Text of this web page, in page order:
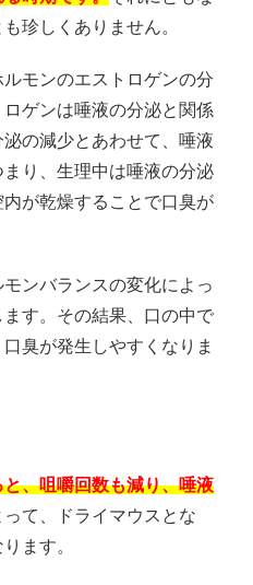
珍しくありません。
モンのエストロゲンの分
ゲンは唾液の分泌と関係
の減少とあわせて、唾液
り、生理中は唾液の分泌
が乾燥することで口臭が
ンバランスの変化によっ
す。その結果、口の中で
臭が発生しやすくなりま
、咀嚼回数も減り、唾液
って、ドライマウスとな
ます。